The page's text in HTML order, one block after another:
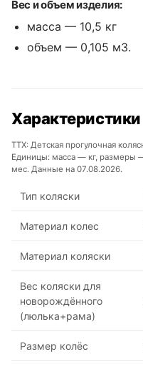
Вес и объем изделия:
масса — 10,5 кг
объем — 0,105 м3.
Характеристики
ТТХ: Детская прогулочная
Единицы: масса — кг, размеры
мес. Данные на 07.08.2026.
Тип коляски
Материал колес
Материал коляски
Вес коляски для
новорождённого
(люлька+рама)
Размер колёс